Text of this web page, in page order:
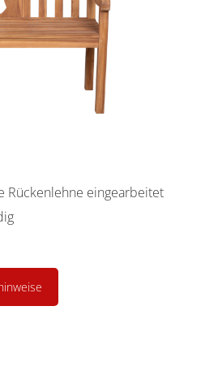
Rückenlehne eingearbeitet